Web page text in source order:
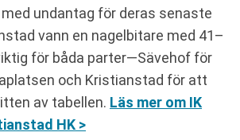
undantag för deras senaste
vann en nagelbitare med 41–
för båda parter—Sävehof för
och Kristianstad för att
av tabellen. Läs mer om IK
HK >